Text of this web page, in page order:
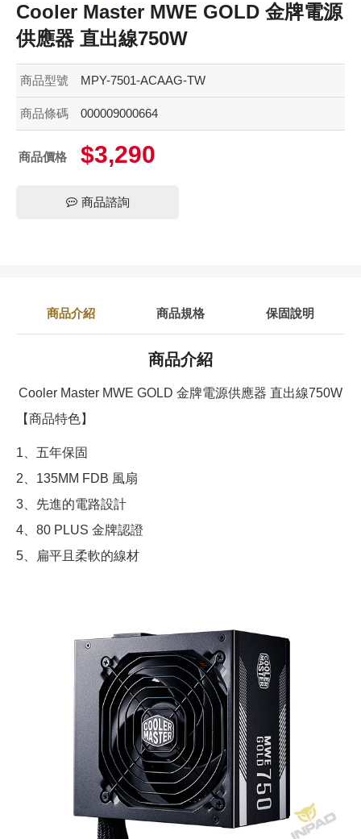
Cooler Master MWE GOLD 金牌電源
供應器 直出線750W
商品型號 MPY-7501-ACAAG-TW
商品條碼 000009000664
商品價格 $3,290
商品諮詢
商品介紹 商品規格 保固說明
商品介紹
Cooler Master MWE GOLD 金牌電源供應器 直出線750W
【商品特色】
1、五年保固
2、135MM FDB 風扇
3、先進的電路設計
4、80 PLUS 金牌認證
5、扁平且柔軟的線材